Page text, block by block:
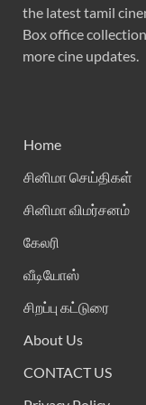
the latest tamil
Box office
more cine updates.
Home
சினிமா செய்திகள்
சினிமா விமர்சனம்
கேலரி
வீடியோஸ்
சிறப்பு கட்டுரை
About Us
CONTACT US